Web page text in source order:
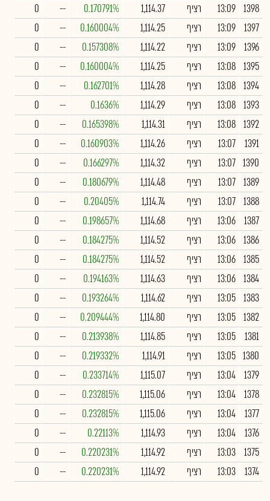
1398
13:09 רציף 1,114.37
0.170791%
--
0
1397
13:09 רציף 1,114.25
0.160004%
--
0
1396
13:09 רציף 1,114.22
0.157308%
--
0
1395
13:08 רציף 1,114.25
0.160004%
--
0
1394
13:08 רציף 1,114.28
0.162701%
--
0
1393
13:08 רציף 1,114.29
0.1636%
--
0
1392
13:08 רציף 1,114.31
0.165398%
--
0
1391
13:07 רציף 1,114.26
0.160903%
--
0
1390
13:07 רציף 1,114.32
0.166297%
--
0
1389
13:07 רציף 1,114.48
0.180679%
--
0
1388
13:07 רציף 1,114.74
0.20405%
--
0
1387
13:06 רציף 1,114.68
0.198657%
--
0
1386
13:06 רציף 1,114.52
0.184275%
--
0
1385
13:06 רציף 1,114.52
0.184275%
--
0
1384
13:06 רציף 1,114.63
0.194163%
--
0
1383
13:05 רציף 1,114.62
0.193264%
--
0
1382
13:05 רציף 1,114.80
0.209444%
--
0
1381
13:05 רציף 1,114.85
0.213938%
--
0
1380
13:05 רציף 1,114.91
0.219332%
--
0
1379
13:04 רציף 1,115.07
0.233714%
--
0
1378
13:04 רציף 1,115.06
0.232815%
--
0
1377
13:04 רציף 1,115.06
0.232815%
--
0
1376
13:04 רציף 1,114.93
0.22113%
--
0
1375
13:03 רציף 1,114.92
0.220231%
--
0
1374
13:03 רציף 1,114.92
0.220231%
--
0